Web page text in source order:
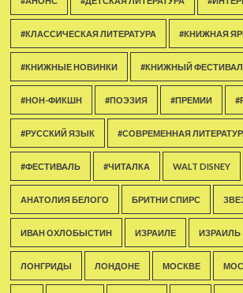
#КЛАССИЧЕСКАЯ ЛИТЕРАТУРА #КНИЖНАЯ
#КНИЖНЫЕ НОВИНКИ #КНИЖНЫЙ
#НОН-ФИКШН #ПОЭЗИЯ #ПРЕМИИ
#РУССКИЙ ЯЗЫК #СОВРЕМЕННАЯ
#ФЕСТИВАЛЬ #ЧИТАЛКА WALT DISNEY
АНАТОЛИЯ БЕЛОГО БРИТНИ СПИРС
ИВАН ОХЛОБЫСТИН ИЗРАИЛЕ ИЗРАИЛЬ
ЛОНГРИДЫ ЛОНДОНЕ МОСКВЕ